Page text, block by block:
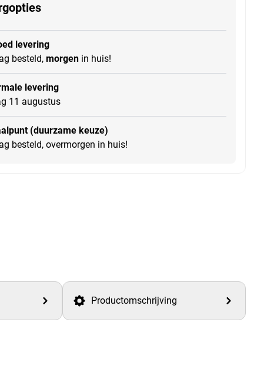
levering
besteld, morgenin huis!
levering
11 augustus
(duurzame keuze)
besteld, overmorgen in huis!
Productomschrijving